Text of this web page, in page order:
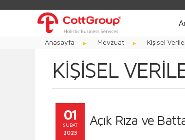
Anasayfa Mevzuat Kişisel
KIŞISEL
01
ŞUBAT
2023
Açık Rıza ve